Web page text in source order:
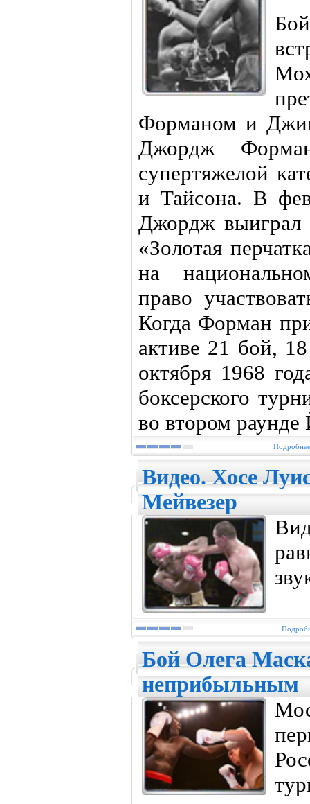
Форманом и
Джордж
супертяжелой
и Тайсона. В
Джордж выиграл
«Золотая
на
право
Когда Форман
активе 21 бой,
октября 1968
боксерского
во втором раунде
Видео. Хосе
Мейвезер
Бой Олега
неприбыльным